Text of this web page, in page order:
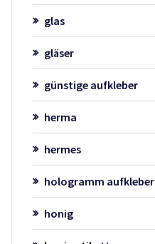
glas
gläser
günstige aufkleber
herma
hermes
hologramm aufkleber
honig